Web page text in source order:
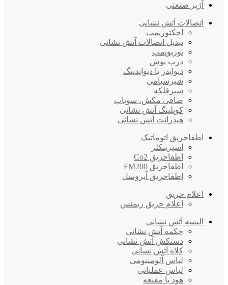
آژیر صنعتی
اتصالات آتش نشانی
اجکتورپمپ
تبدیل اتصالات آتش نشانی
توربوپمپ
درب پوش
دیوایدر یا دیوایدینگ
شیرسیامی
شیرفلکه
صافی مکش، سوپاپ
کوپلینگ آتش نشانی
هیدرانت آتش نشانی
اطفاحریق اتوماتیک
اسپرینکلر
اطفاحریق Co2
اطفاحریق FM200
اطفاحریق آیروسل
اعلام حریق
اعلام حریق زیمنس
البسه آتش نشانی
چکمه آتش نشانی
دستکش آتش نشانی
کلاه آتش نشانی
لباس آلومنیومی
لباس عملیاتی
هود یا مقنعه